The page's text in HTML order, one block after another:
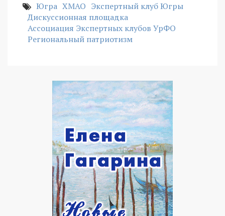
Югра ХМАО Экспертный клуб Югры
Дискуссионная площадка
Ассоциация Экспертных клубов УрФО
Региональный патриотизм